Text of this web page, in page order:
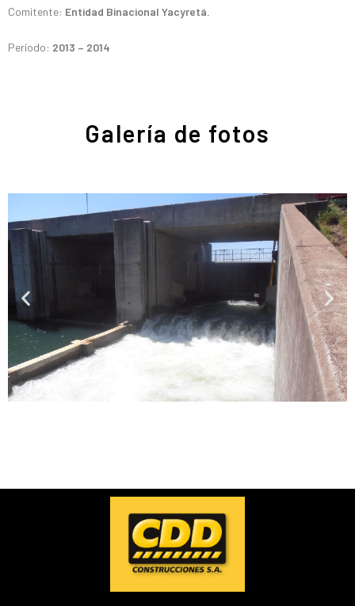
Comitente: Entidad Binacional Yacyretá.
Período: 2013 – 2014
Galería de fotos